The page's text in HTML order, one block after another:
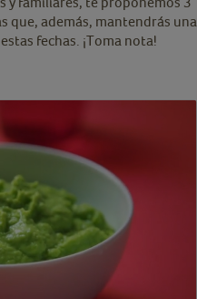
que, además, mantendrás una
fechas. ¡Toma nota!